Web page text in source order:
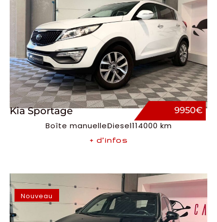
Kia Sportage 9950€
Boîte manuelleDiesel114000 km
+ d’infos
Nouveau